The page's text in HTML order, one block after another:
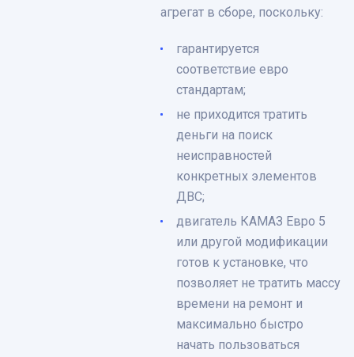
агрегат в сборе, поскольку:
гарантируется
соответствие евро
стандартам;
не приходится тратить
деньги на поиск
неисправностей
конкретных элементов
ДВС;
двигатель КАМАЗ Евро 5
или другой модификации
готов к установке, что
позволяет не тратить массу
времени на ремонт и
максимально быстро
начать пользоваться